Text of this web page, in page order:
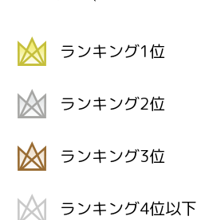
ランキング1位
ランキング2位
ランキング3位
ランキング4位以下